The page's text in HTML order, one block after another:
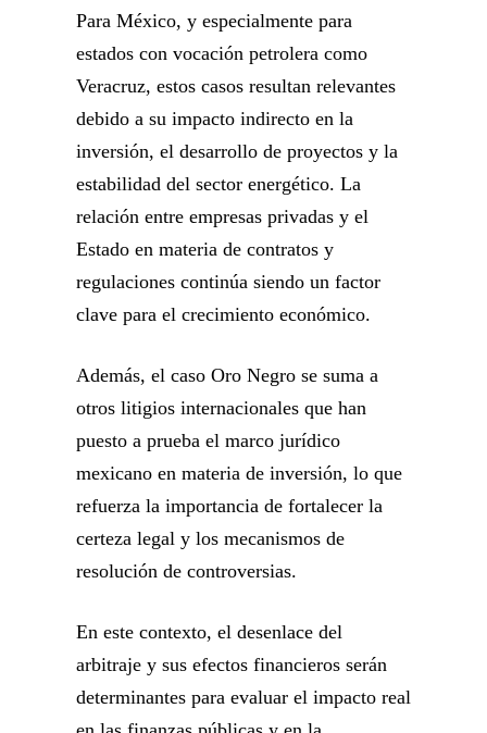
Para México, y especialmente para
estados con vocación petrolera como
Veracruz, estos casos resultan relevantes
debido a su impacto indirecto en la
inversión, el desarrollo de proyectos y la
estabilidad del sector energético. La
relación entre empresas privadas y el
Estado en materia de contratos y
regulaciones continúa siendo un factor
clave para el crecimiento económico.
Además, el caso Oro Negro se suma a
otros litigios internacionales que han
puesto a prueba el marco jurídico
mexicano en materia de inversión, lo que
refuerza la importancia de fortalecer la
certeza legal y los mecanismos de
resolución de controversias.
En este contexto, el desenlace del
arbitraje y sus efectos financieros serán
determinantes para evaluar el impacto real